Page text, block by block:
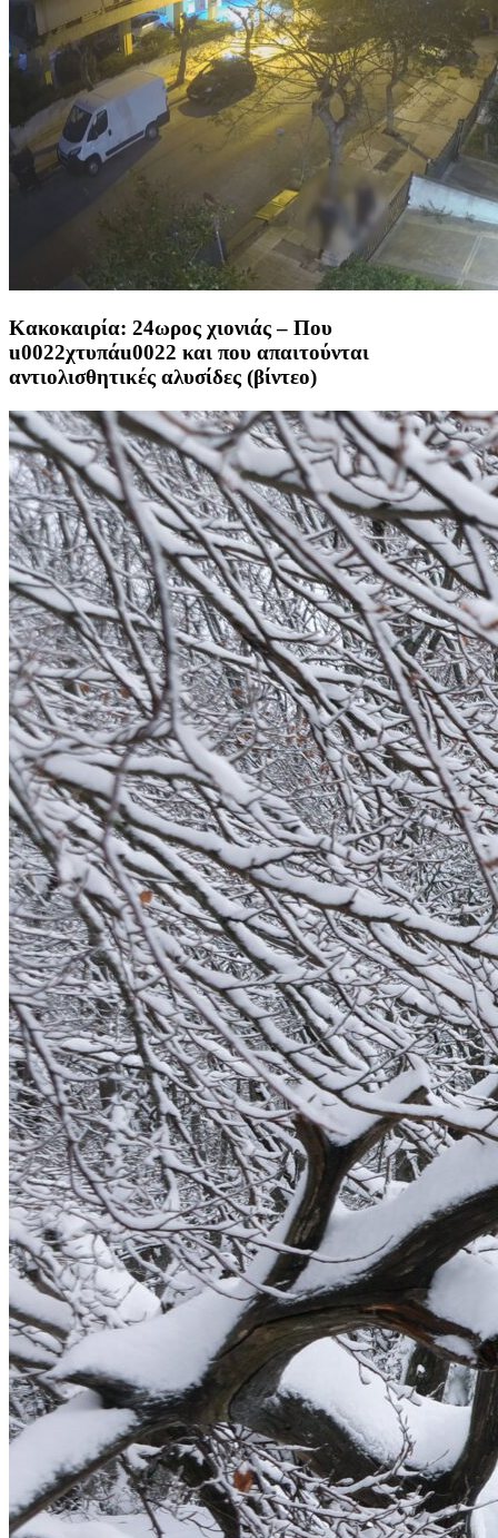
Κακοκαιρία: 24ωρος χιονιάς – Που
u0022χτυπάu0022 και που απαιτούνται
αντιολισθητικές αλυσίδες (βίντεο)